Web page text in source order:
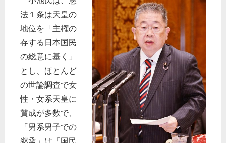
法１条は天皇の
地位を「主権の
存する日本国民
の総意に基く」
とし、ほとんど
の世論調査で女
性・女系天皇に
賛成が多数で、
「男系男子での